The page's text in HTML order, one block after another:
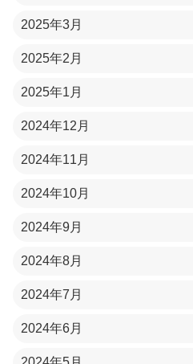
2025年3月
2025年2月
2025年1月
2024年12月
2024年11月
2024年10月
2024年9月
2024年8月
2024年7月
2024年6月